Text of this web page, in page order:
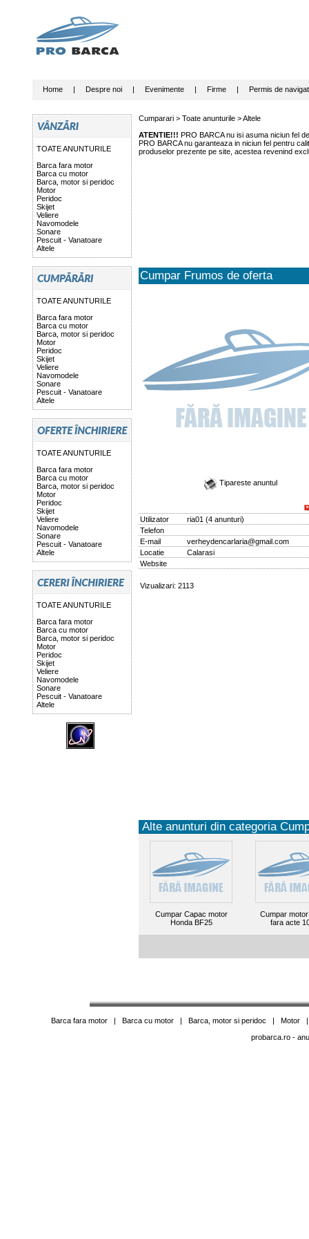
Home| Despre noi| Evenimente| Firme| Permis de
TOATE ANUNTURILE
Barca fara motor
Barca cu motor
Barca, motor si peridoc
Motor
Peridoc
Skijet
Veliere
Navomodele
Sonare
Pescuit - Vanatoare
Altele
TOATE ANUNTURILE
Barca fara motor
Barca cu motor
Barca, motor si peridoc
Motor
Peridoc
Skijet
Veliere
Navomodele
Sonare
Pescuit - Vanatoare
Altele
TOATE ANUNTURILE
Barca fara motor
Barca cu motor
Barca, motor si peridoc
Motor
Peridoc
Skijet
Veliere
Navomodele
Sonare
Pescuit - Vanatoare
Altele
TOATE ANUNTURILE
Barca fara motor
Barca cu motor
Barca, motor si peridoc
Motor
Peridoc
Skijet
Veliere
Navomodele
Sonare
Pescuit - Vanatoare
Altele
Cumparari > Toate anunturile>Altele
ATENTIE!!! PRO BARCA nu isi asuma niciun fel
PRO BARCA nu garanteaza in niciun fel pentru
produselor prezente pe site, acestea revenind
Cumpar Frumos de oferta
Tipareste anuntul
Utilizator ria01 (4 anunturi)
Telefon
E-mail
verheydencarlaria@gmail.com
Locatie
Calarasi
Website
Vizualizari: 2113
Alte anunturi din categoria
Cumpar Capac motor
Honda BF25
Cumpar
fara acte
Barca fara motor| Barca cu motor| Barca, motor si peridoc | Motor
probarca.ro-